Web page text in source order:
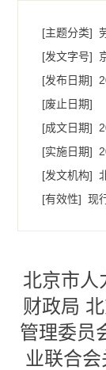
[主题分类]
[发文字号]
[发布日期]
[废止日期]
[成文日期]
[实施日期]
[发文机构]
[有效性] 现
北京市人
财政局
管理委员
业联合